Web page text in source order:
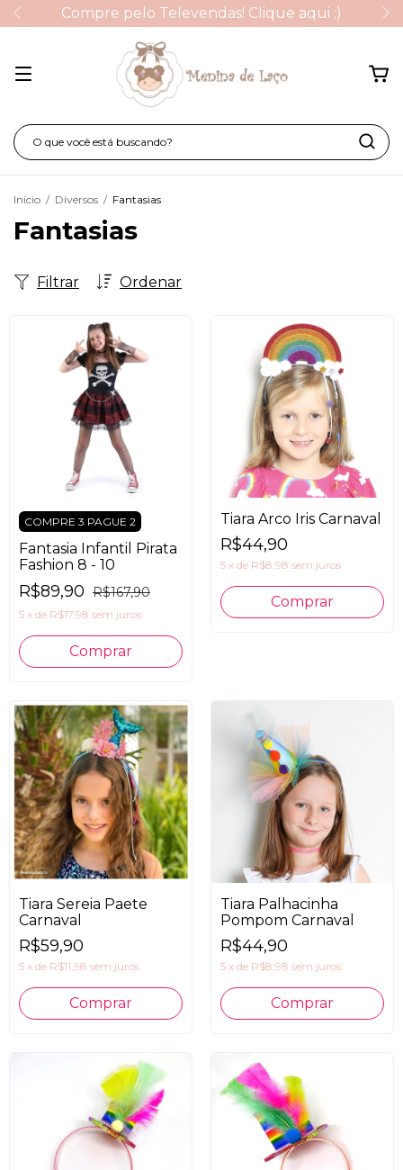
Compre pelo Televendas! Clique aqui ;)
Início / Diversos / Fantasias
Fantasias
Ordenar
Filtrar
COMPRE 3 PAGUE 2
Fantasia Infantil Pirata
Fashion 8 - 10
R$89,90 R$167,90
5 x de R$17,98 sem juros
Comprar
Tiara Arco Iris Carnaval
R$44,90
5 x de R$8,98 sem juros
Tiara Sereia Paete
Carnaval
R$59,90
5 x de R$11,98 sem juros
Tiara Palhacinha
Pompom Carnaval
R$44,90
5 x de R$8,98 sem juros